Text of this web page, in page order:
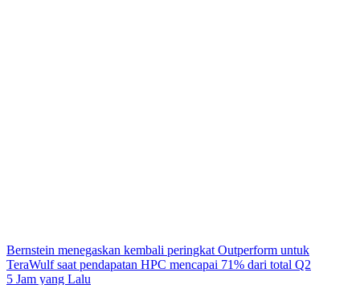
Bernstein menegaskan kembali peringkat Outperform untuk
TeraWulf saat pendapatan HPC mencapai 71% dari total Q2
5 Jam yang Lalu